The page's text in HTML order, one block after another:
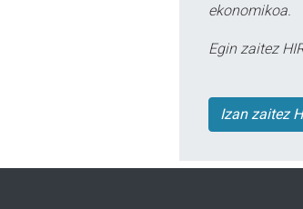
ekonomikoa.
Egin zaitez
Izan zaitez